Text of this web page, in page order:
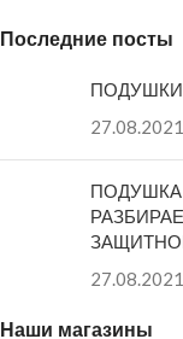
Последние посты
27.08.2021
27.08.2021
Наши магазины